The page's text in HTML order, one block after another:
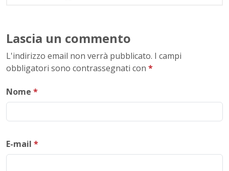
Lascia un commento
L'indirizzo email non verrà pubblicato. I campi
obbligatori sono contrassegnati con *
Nome *
E-mail *